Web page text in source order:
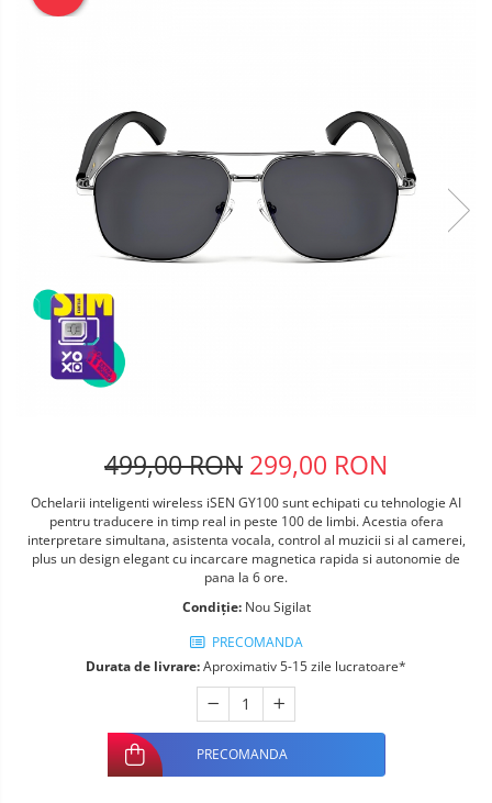
Telefoane mobile Blackview
Telefoane mobile OSCAL
Telefoane mobile Fossibot
Telefoane mobile Lagenio
Telefoane mobile Samsung
Telefoane mobile iSEN
Telefoane mobile F150
Telefoane mobile HUAWEI
Telefoane mobile iHunt
Telefoane mobile Xiaomi
Telefoane mobile ZTE Nubia
Telefoane mobile ALTE BRANDURI
499,00 RON 299,00 RON
Ochelarii inteligenti wireless iSEN GY100 sunt echipati cu tehnologie AI
pentru traducere in timp real in peste 100 de limbi. Acestia ofera
interpretare simultana, asistenta vocala, control al muzicii si al camerei,
plus un design elegant cu incarcare magnetica rapida si autonomie de
pana la 6 ore.
Condiție: Nou Sigilat
PRECOMANDA
Durata de livrare:Aproximativ 5-15 zile lucratoare*
PRECOMANDA